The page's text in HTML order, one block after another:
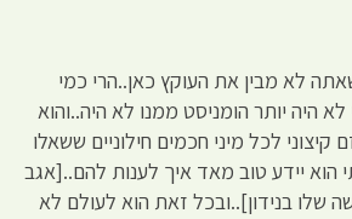
לא מבין את העוקץ כאן..הרי כמי
היה יותר הומניסט ממנו לא היה..והוא
קיצוני לכל מיני חכמים חילוניים ששאלו
הוא יידע טוב מאד איך לענות להם..[אגב
שלו בנידון]..ובכל זאת הוא לעולם לא